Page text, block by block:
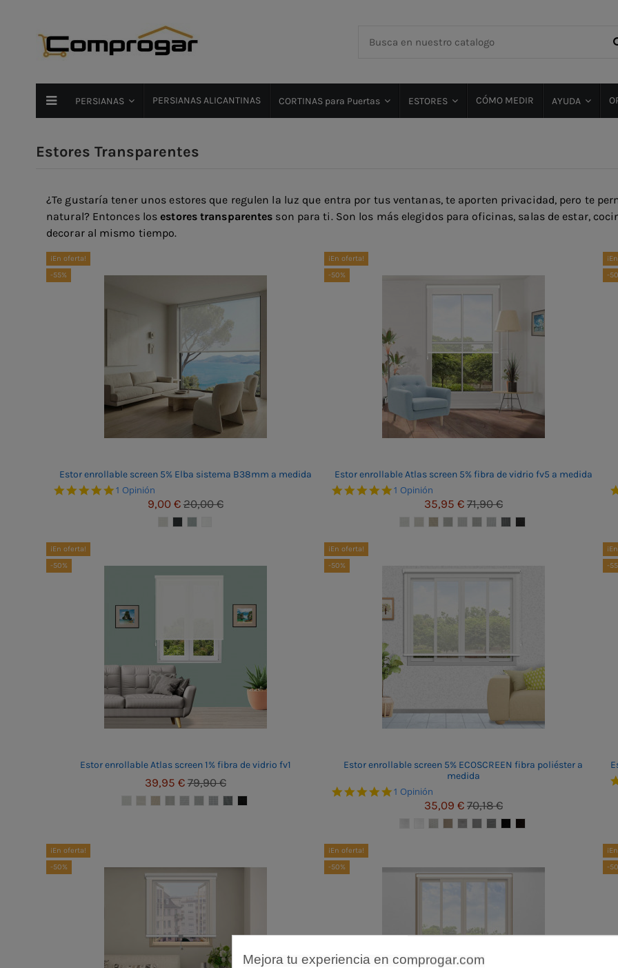
PERSIANAS PERSIANAS ALICANTINAS CORTINAS para Puertas ESTORES CÓMO MEDIR AYUDA
Estores Transparentes
¿Te gustaría tener unos estores que regulen la luz que entra por tus ventanas, te aporten privacidad, pero te
natural? Entonces losestores transparentes son para ti. Son los más elegidos para oficinas, salas de estar,
decorar al mismo tiempo.
¡En oferta!
-55%
Estor enrollable screen 5% Elba sistema B38mm a medida
5.0 star rating
1 Opinión
9,00 €20,00 €
¡En oferta!
-50%
Estor enrollable Atlas screen 5% fibra de vidrio fv5 a medida
5.0 star rating
1 Opinión
35,95 € 71,90 €
-
¡En oferta!
-50%
Estor enrollable Atlas screen 1% fibra de vidrio fv1
39,95 €79,90 €
¡En oferta!
-50%
Estor enrollable screen 5% ECOSCREEN fibra poliéster a
medida
5.0 star rating
1 Opinión
35,09 € 70,18 €
-
¡En oferta!
-50%
¡En oferta!
-50%
-
Mejora tu experiencia en comprogar.com